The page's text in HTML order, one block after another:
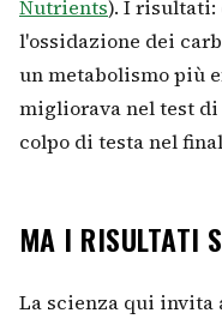
Nutrients). I risultati:
l'ossidazione dei
un metabolismo più
migliorava nel test
colpo di testa nel
MA I RISULTATI
La scienza qui invita